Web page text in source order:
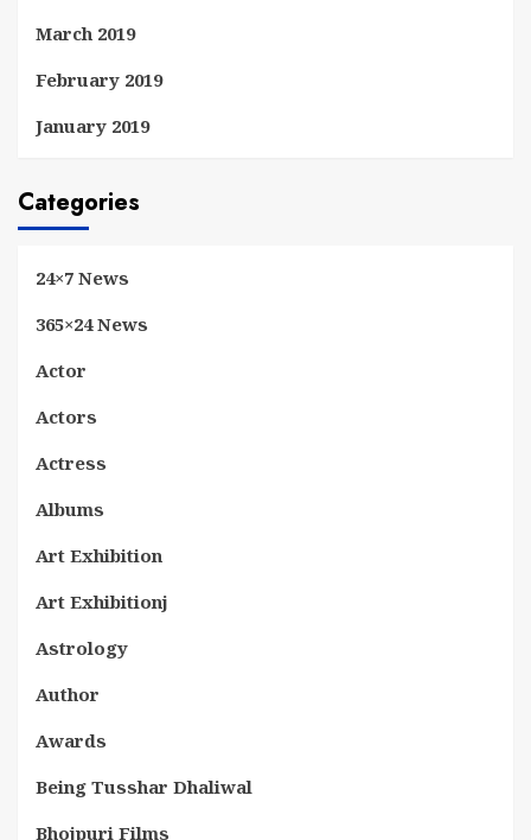
March 2019
February 2019
January 2019
Categories
24×7 News
365×24 News
Actor
Actors
Actress
Albums
Art Exhibition
Art Exhibitionj
Astrology
Author
Awards
Being Tusshar Dhaliwal
Bhojpuri Films